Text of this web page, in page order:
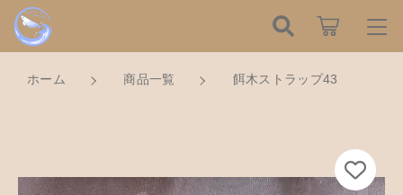
ホーム 商品一覧 餌木ストラップ43
カートに商品を追加しました
ログイン / 会員登録
お気に入り
ハンドメイドの餌木（エギ）
こだわり検索